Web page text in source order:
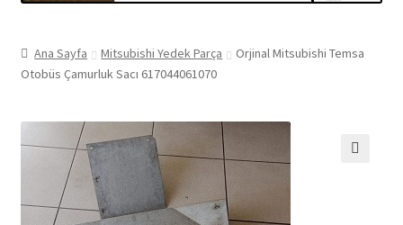
Ana Sayfa Mitsubishi Yedek Parça
Orjinal Mitsubishi Temsa
Otobüs Çamurluk Sacı 617044061070